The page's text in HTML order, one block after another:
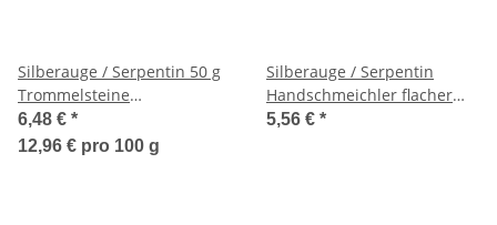
Silberauge / Serpentin 50 g
Trommelsteine
Handschmeichler ca. 3 - 5
Steine ca. 20 - 30 mm
6,48 € *
12,96 € pro 100 g
Silberauge / Serpentin
Handschmeichler flacher
5,56 € *